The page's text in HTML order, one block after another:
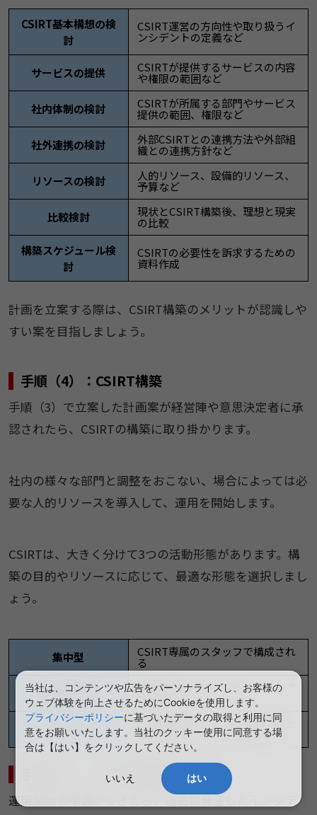
CSIRT基本構想の検
討
CSIRT運営の方向性や取り扱うイ
ンシデントの定義など
サービスの提供 CSIRTが提供するサービスの内容
や権限の範囲など
社内体制の検討 CSIRTが所属する部門やサービス
提供の範囲、権限など
社外連携の検討 外部CSIRTとの連携方法や外部組
織との連携方針など
リソースの検討 人的リソース、設備的リソース、
予算など
比較検討 現状とCSIRT構築後、理想と現実
の比較
構築スケジュール検
討
CSIRTの必要性を訴求するための
資料作成
計画を立案する際は、CSIRT構築のメリットが認識しや
すい案を目指しましょう。
手順（4）：CSIRT構築
手順（3）で立案した計画案が経営陣や意思決定者に承
認されたら、CSIRTの構築に取り掛かります。
社内の様々な部門と調整をおこない、場合によっては必
要な人的リソースを導入して、運用を開始します。
CSIRTは、大きく分けて3つの活動形態があります。構
築の目的やリソースに応じて、最適な形態を選択しまし
ょう。
集中型 CSIRT専属のスタッフで構成され
る
分散型 他部署とCSIRTの兼任スタッフで
構成される
統合型 CSIRT専属のスタッフと他部署と
の兼任スタッフで構成される
手順（5）：CSIRT運用前の準備
運用開始の準備ができたら、過去に発生したインシデ
当社は、コンテンツや広告をパーソナライズし、お客様の
ウェブ体験を向上させるためにCookieを使用します。
プライバシーポリシーに基づいたデータの取得と利用に同
意をお願いいたします。当社のクッキー使用に同意する場
合は【はい】をクリックしてください。
いいえ はい